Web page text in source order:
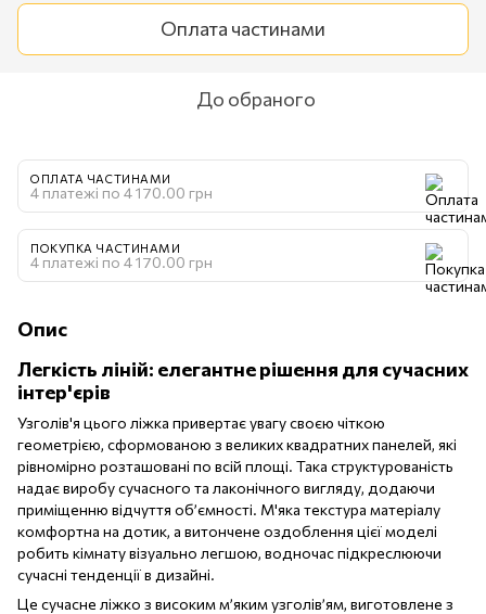
Оплата частинами
До обраного
ОПЛАТА ЧАСТИНАМИ
4 платежі по 4 170.00 грн
ПОКУПКА ЧАСТИНАМИ
4 платежі по 4 170.00 грн
Опис
Легкість ліній: елегантне рішення для сучасних
інтер'єрів
Узголів'я цього ліжка привертає увагу своєю чіткою
геометрією, сформованою з великих квадратних панелей, які
рівномірно розташовані по всій площі. Така структурованість
надає виробу сучасного та лаконічного вигляду, додаючи
приміщенню відчуття об’ємності. М'яка текстура матеріалу
комфортна на дотик, а витончене оздоблення цієї моделі
робить кімнату візуально легшою, водночас підкреслюючи
сучасні тенденції в дизайні.
Це сучасне ліжко з високим м’яким узголів’ям, виготовлене з